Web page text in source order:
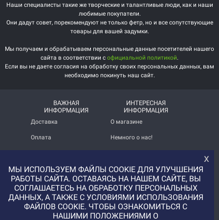
Наши специалисты такие же творческие и талантливые люди, как и наши
любимые покупатели.
Они дадут совет, порекомендуют не только фетр, но и все сопутствующие
товары для вашей задумки.
Мы получаем и обрабатываем персональные данные посетителей нашего
сайта в соответствии с официальной политикой.
Если вы не даете согласия на обработку своих персональных данных, вам
необходимо покинуть наш сайт.
ВАЖНАЯ
ИНФОРМАЦИЯ
Доставка
Оплата
Политика
конфиденциальности
ИНТЕРЕСНАЯ
ИНФОРМАЦИЯ
О магазине
Немного о нас!
Услуга печати на фетре
и вопросы АП
+7 (977) 329-12-08
info@uvaleronchika.ru
х
МЫ ИСПОЛЬЗУЕМ ФАЙЛЫ COOKIE ДЛЯ УЛУЧШЕНИЯ
РАБОТЫ САЙТА. ОСТАВАЯСЬ НА НАШЕМ САЙТЕ, ВЫ
СОГЛАШАЕТЕСЬ НА ОБРАБОТКУ ПЕРСОНАЛЬНЫХ
ДАННЫХ, А ТАКЖЕ С УСЛОВИЯМИ ИСПОЛЬЗОВАНИЯ
ФАЙЛОВ COOKIE. ЧТОБЫ ОЗНАКОМИТЬСЯ С
НАШИМИ ПОЛОЖЕНИЯМИ О